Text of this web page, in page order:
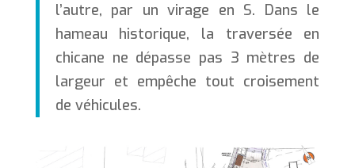
l’autre, par un virage en S. Dans le
hameau historique, la traversée en
chicane ne dépasse pas 3 mètres de
largeur et empêche tout croisement
de véhicules.